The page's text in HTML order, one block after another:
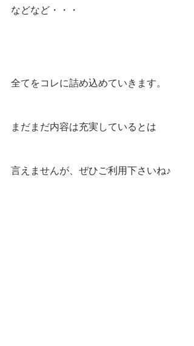
などなど・・・
全てをコレに詰め込めていきます。
まだまだ内容は充実しているとは
言えませんが、ぜひご利用下さいね♪